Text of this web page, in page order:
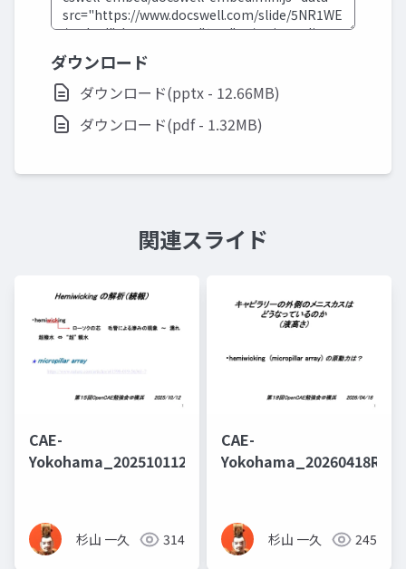
ダウンロード
ダウンロード(pptx - 12.66MB)
ダウンロード(pdf - 1.32MB)
関連スライド
CAE-
Yokohama_202510112a
杉山 一久 314
CAE-
Yokohama_20260418R
杉山 一久 245